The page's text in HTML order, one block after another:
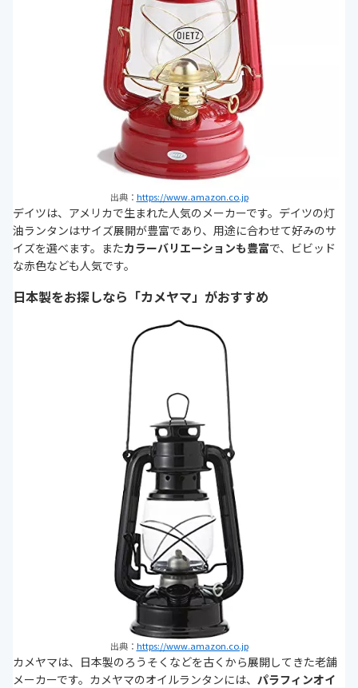
出典： https://www.amazon.co.jp
デイツは、アメリカで生まれた人気のメーカーです。デイツの灯
油ランタンはサイズ展開が豊富であり、用途に合わせて好みのサ
イズを選べます。またカラーバリエーションも豊富で、ビビッド
な赤色なども人気です。
日本製をお探しなら「カメヤマ」がおすすめ
出典： https://www.amazon.co.jp
カメヤマは、日本製のろうそくなどを古くから展開してきた老舗
メーカーです。カメヤマのオイルランタンには、 パラフィンオイ